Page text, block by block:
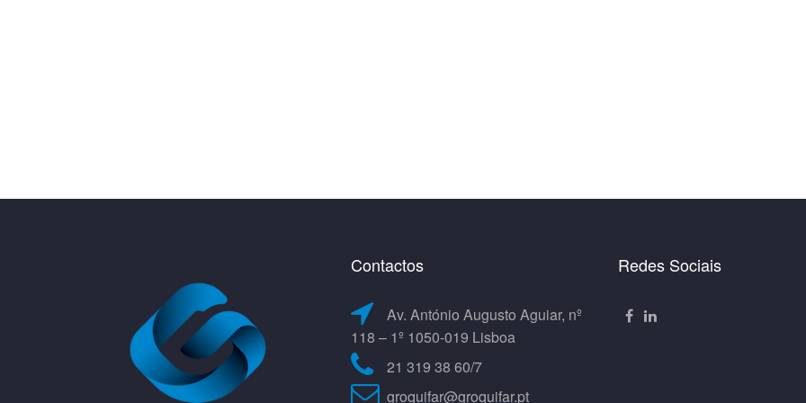
Contactos
Av. António Augusto Aguiar, nº
118 – 1º 1050-019 Lisboa
21 319 38 60/7
groquifar@groquifar.pt
Redes Sociais